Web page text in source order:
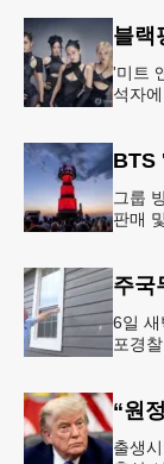
'미트
석자
그룹
판매
주국
6일
포경
출생